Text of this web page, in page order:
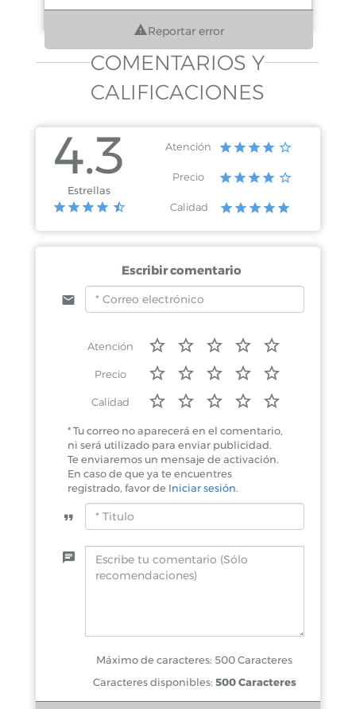
Reportar error
COMENTARIOS Y
CALIFICACIONES
4.3
Estrellas
Atención
Precio
Calidad
Escribir comentario
Atención
Precio
Calidad
* Tu correo no aparecerá en el comentario,
ni será utilizado para enviar publicidad.
Te enviaremos un mensaje de activación.
En caso de que ya te encuentres
registrado, favor de Iniciar sesión.
Máximo de caracteres: 500 Caracteres
Caracteres disponibles: 500 Caracteres